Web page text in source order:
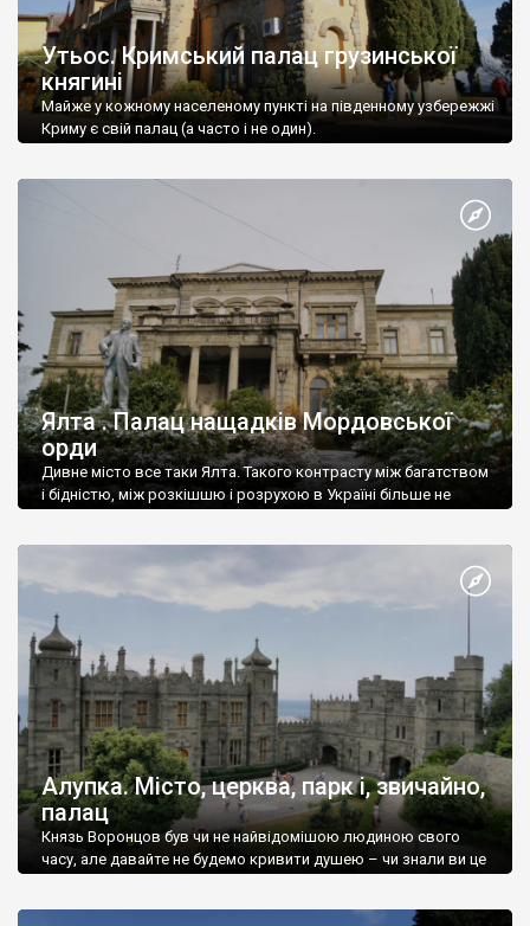
Утьос. Кримський палац грузинської
княгині
Майже у кожному населеному пункті на південному узбережжі
Криму є свій палац (а часто і не один).
Ялта . Палац нащадків Мордовської
орди
Дивне місто все таки Ялта. Такого контрасту між багатством
і бідністю, між розкішшю і розрухою в Україні більше не
Алупка. Місто, церква, парк і, звичайно,
палац
Князь Воронцов був чи не найвідомішою людиною свого
часу, але давайте не будемо кривити душею – чи знали ви це